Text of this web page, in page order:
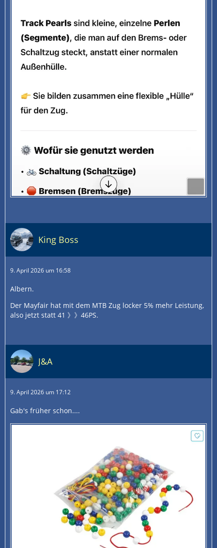
King Boss
9. April 2026 um 16:58
Albern.
Der Mayfair hat mit dem MTB Zug locker 5% mehr Leistung,
also jetzt statt 41 》》46PS.
J&A
9. April 2026 um 17:12
Gab's früher schon....